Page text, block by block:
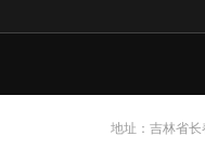
地址：吉林省长